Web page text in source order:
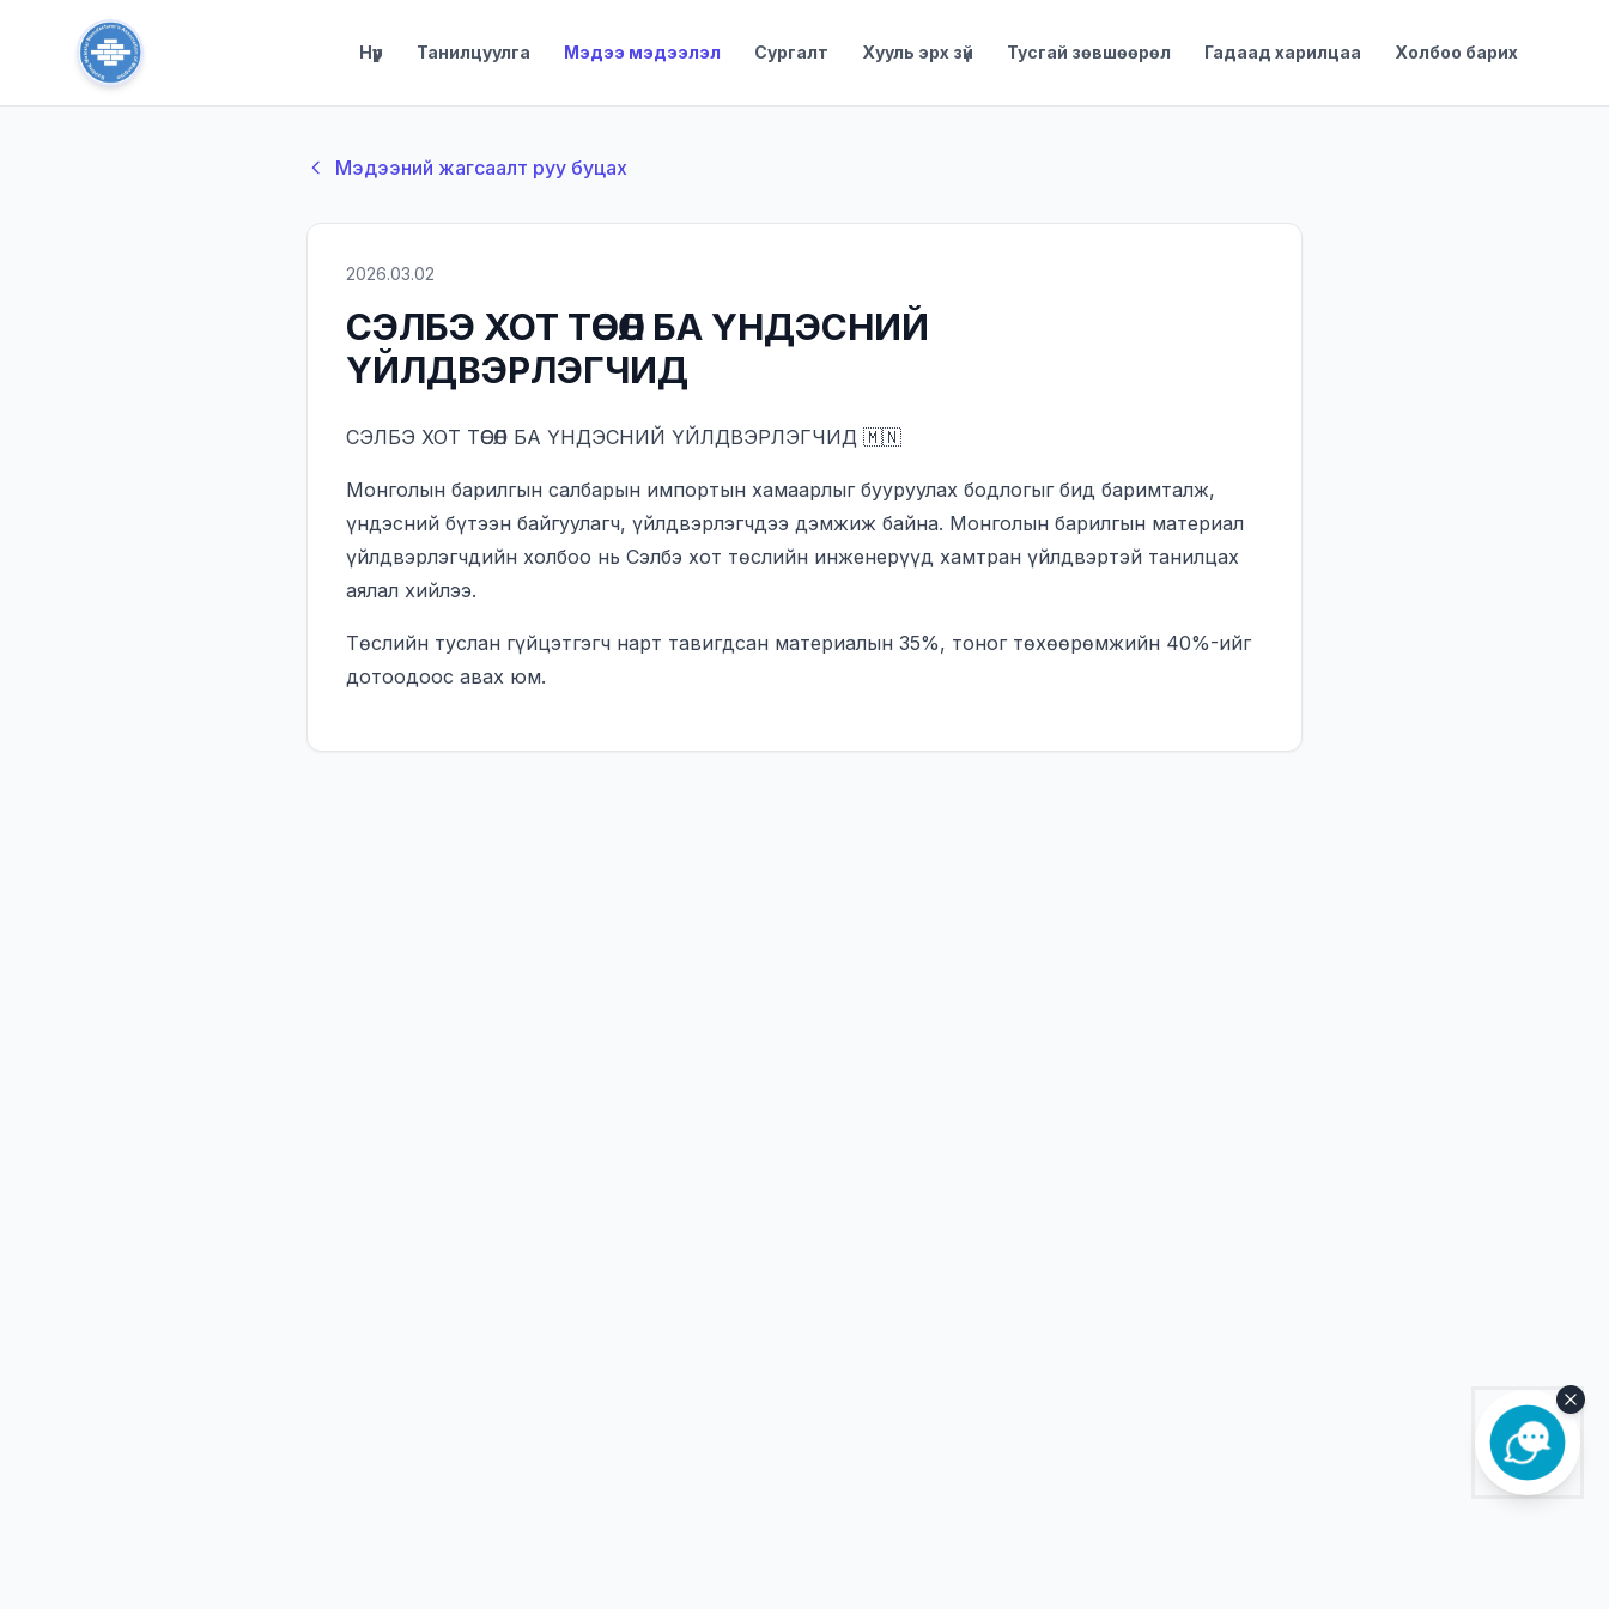
Нүүр Танилцуулга Мэдээ мэдээлэл Сургалт Хууль эрх зүй Тусгай зөвшөөрөл Гадаад харилцаа Холбоо барих
Мэдээний жагсаалт руу буцах
2026.03.02
СЭЛБЭ ХОТ ТӨСӨЛ БА ҮНДЭСНИЙ
ҮЙЛДВЭРЛЭГЧИД
СЭЛБЭ ХОТ ТӨСӨЛ БА ҮНДЭСНИЙ ҮЙЛДВЭРЛЭГЧИД 🇲🇳
Монголын барилгын салбарын импортын хамаарлыг бууруулах бодлогыг бид баримталж,
үндэсний бүтээн байгуулагч, үйлдвэрлэгчдээ дэмжиж байна. Монголын барилгын материал
үйлдвэрлэгчдийн холбоо нь Сэлбэ хот төслийн инженерүүд хамтран үйлдвэртэй танилцах
аялал хийлээ.
Төслийн туслан гүйцэтгэгч нарт тавигдсан материалын 35%, тоног төхөөрөмжийн 40%-ийг
дотоодоос авах юм.